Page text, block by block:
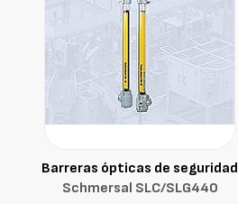
Barreras ópticas de seguridad
Schmersal SLC/SLG440